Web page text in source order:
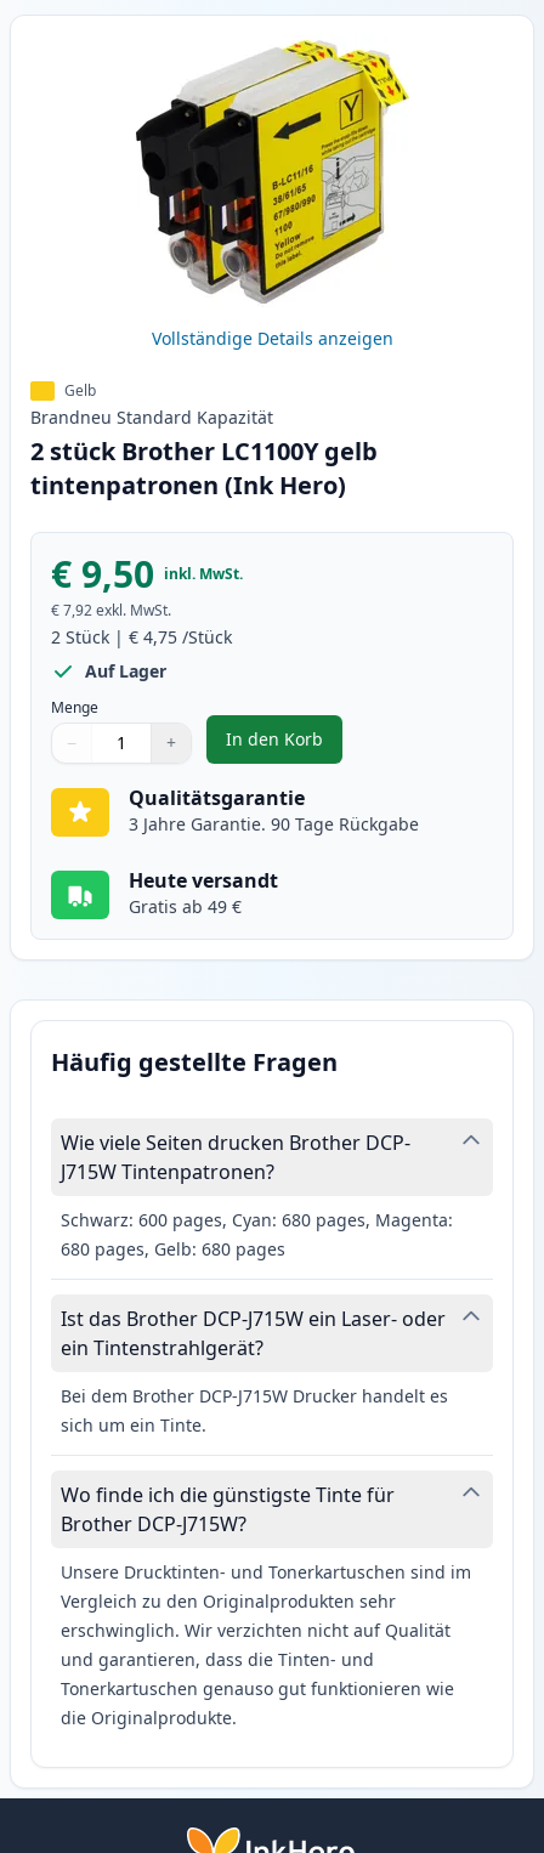
Vollständige Details anzeigen
Gelb
Brandneu Standard Kapazität
2 stück Brother LC1100Y gelb
tintenpatronen (Ink Hero)
€ 9,50 inkl. MwSt.
€ 7,92exkl. MwSt.
2 Stück | € 4,75 /Stück
Auf Lager
Menge
Verwenden Sie die Tasten, um anzupassen
− +
1
In den Korb
, 2 stück Brother LC1100Y gelb
Qualitätsgarantie
3 Jahre Garantie. 90 Tage Rückgabe
Heute versandt
Gratis ab 49 €
Häufig gestellte Fragen
Wie viele Seiten drucken Brother DCP-
J715W Tintenpatronen?
Schwarz: 600 pages, Cyan: 680 pages, Magenta:
680 pages, Gelb: 680 pages
Ist das Brother DCP-J715W ein Laser- oder
ein Tintenstrahlgerät?
Bei dem Brother DCP-J715W Drucker handelt es
sich um ein Tinte.
Wo finde ich die günstigste Tinte für
Brother DCP-J715W?
Unsere Drucktinten- und Tonerkartuschen sind im
Vergleich zu den Originalprodukten sehr
erschwinglich. Wir verzichten nicht auf Qualität
und garantieren, dass die Tinten- und
Tonerkartuschen genauso gut funktionieren wie
die Originalprodukte.